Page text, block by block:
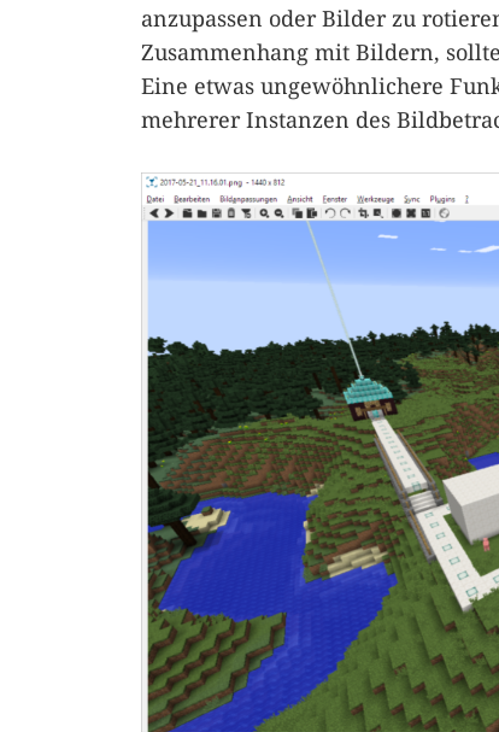
anzupassen oder Bilder zu
Zusammenhang mit Bildern,
Eine etwas ungewöhnlichere
mehrerer Instanzen des